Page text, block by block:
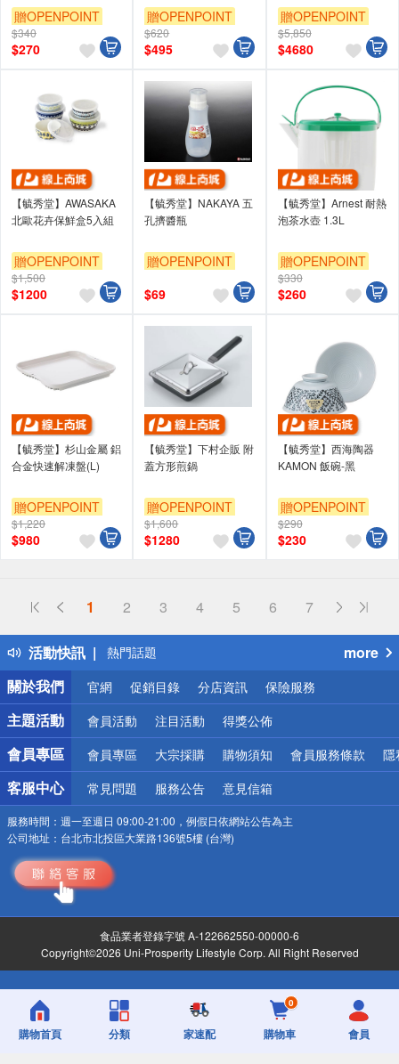
贈OPENPOINT
$340
$270
贈OPENPOINT
$620
$495
贈OPENPOINT
$5,850
$4680
【毓秀堂】AWASAKA
北歐花卉保鮮盒5入組
贈OPENPOINT
$1,500
$1200
【毓秀堂】NAKAYA 五
孔擠醬瓶
贈OPENPOINT
$69
【毓秀堂】Arnest 耐熱
泡茶水壺 1.3L
贈OPENPOINT
$330
$260
【毓秀堂】杉山金屬 鋁
合金快速解凍盤(L)
贈OPENPOINT
$1,220
$980
【毓秀堂】下村企販 附
蓋方形煎鍋
贈OPENPOINT
$1,600
$1280
【毓秀堂】西海陶器
KAMON 飯碗-黑
贈OPENPOINT
$290
$230
1 2 3 4 5 6 7
活動快訊
詐騙網頁！請小心！
得獎公告
熱門話題
銀行優惠
偏遠地區配送
詐騙網頁！請小心！
more
關於我們
官網 促銷目錄 分店資訊 保險服務
主題活動 會員活動 注目活動 得獎公佈
會員專區 會員專區 大宗採購 購物須知 會員服務條款 隱
客服中心 常見問題 服務公告 意見信箱
服務時間： 週一至週日 09:00-21:00，例假日依網站公告為主
公司地址： 台北市北投區大業路136號5樓 (台灣)
食品業者登錄字號 A-122662550-00000-6
Copyright©2026 Uni-Prosperity Lifestyle Corp. All Right Reserved
購物首頁 分類 家速配
0
購物車 會員